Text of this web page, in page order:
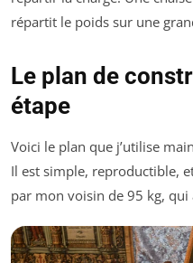
répartit le poids sur une
Le plan de
étape
Voici le plan que j’utilise
Il est simple, reproductible,
par mon voisin de 95 kg,